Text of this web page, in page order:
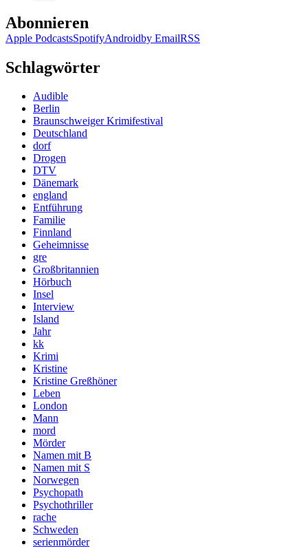
Abonnieren
Apple PodcastsSpotifyAndroidby EmailRSS
Schlagwörter
Audible
Berlin
Braunschweiger Krimifestival
Deutschland
dorf
Drogen
DTV
Dänemark
england
Entführung
Familie
Finnland
Geheimnisse
gre
Großbritannien
Hörbuch
Insel
Interview
Island
Jahr
kk
Krimi
Kristine
Kristine Greßhöner
Leben
London
Mann
mord
Mörder
Namen mit B
Namen mit S
Norwegen
Psychopath
Psychothriller
rache
Schweden
serienmörder